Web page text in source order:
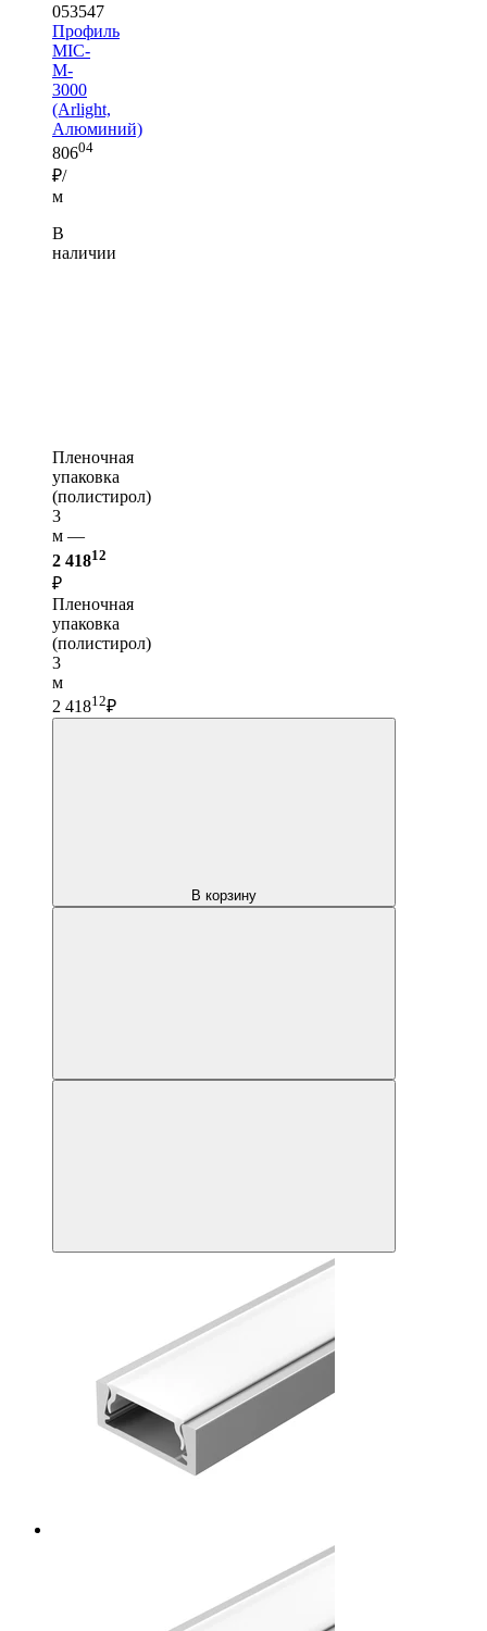
053547
Профиль
MIC-
M-
3000
(Arlight,
Алюминий)
80604
₽/
м
В
наличии
Пленочная
упаковка
(полистирол)
3
м —
2 41812
₽
Пленочная
упаковка
(полистирол)
3
м
2 41812₽
В корзину